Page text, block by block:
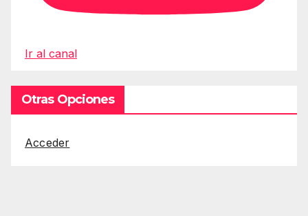
Ir al canal
Otras Opciones
Acceder